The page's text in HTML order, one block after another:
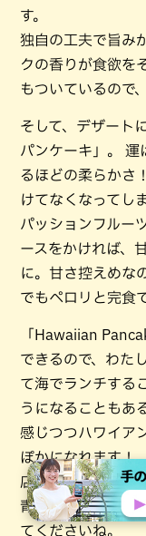
す。
独自の工夫で旨み
クの香りが食欲を
もついているので
そして、デザート
パンケーキ」。 運
るほどの柔らかさ
けてなくなってし
パッションフルー
ースをかければ、
に。甘さ控えめな
でもペロリと完食
「Hawaiian
できるので、わた
て海でランチする
うになることもあ
感じつつハワイア
ぽかになれます！
店内からは美しい
青い海を眺めなが
てくださいね。